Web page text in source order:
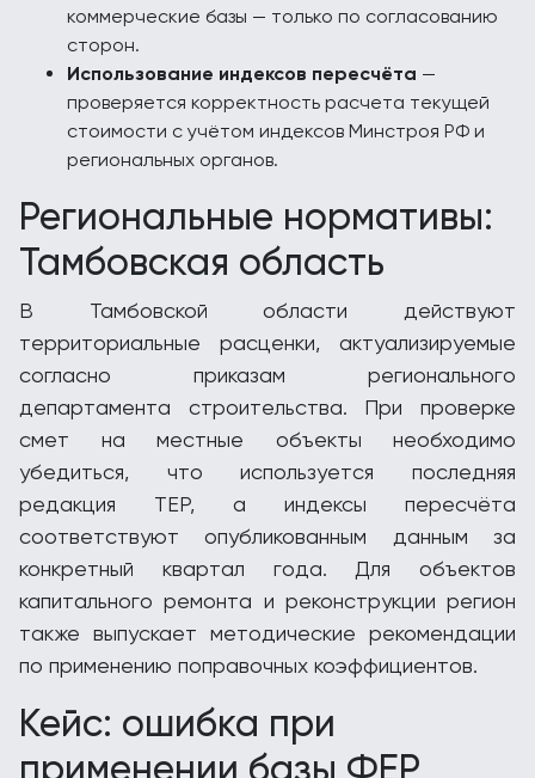
коммерческие базы — только по согласованию
сторон.
Использование индексов пересчёта —
проверяется корректность расчета текущей
стоимости с учётом индексов Минстроя РФ и
региональных органов.
Региональные нормативы:
Тамбовская область
В Тамбовской области действуют
территориальные расценки, актуализируемые
согласно приказам регионального
департамента строительства. При проверке
смет на местные объекты необходимо
убедиться, что используется последняя
редакция ТЕР, а индексы пересчёта
соответствуют опубликованным данным за
конкретный квартал года. Для объектов
капитального ремонта и реконструкции регион
также выпускает методические рекомендации
по применению поправочных коэффициентов.
Кейс: ошибка при
применении базы ФЕР